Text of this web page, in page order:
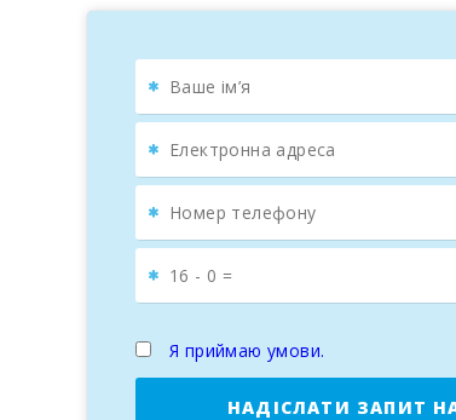
безліччю рибальських і прогулянкових
Безліч туристів, гуляють по
Сальвадора (santuario de Sant Salvador),
В останні роки, у зв′язку з великим
закохається в це прекрасне місто-порт
Недалеко від старого маяка
хоча в літні місяці це число значно
Я приймаю умови.
НАДІСЛАТИ ЗАПИТ